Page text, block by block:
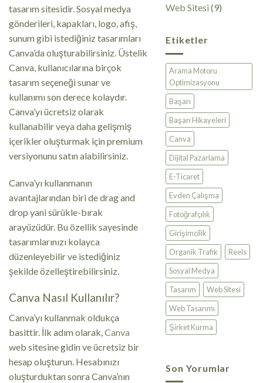
tasarım sitesidir. Sosyal medya
gönderileri, kapakları, logo, afiş,
sunum gibi istediğiniz tasarımları
Canva’da oluşturabilirsiniz. Üstelik
Canva, kullanıcılarına birçok
tasarım seçeneği sunar ve
kullanımı son derece kolaydır.
Canva’yı ücretsiz olarak
kullanabilir veya daha gelişmiş
içerikler oluşturmak için premium
versiyonunu satın alabilirsiniz.
Canva’yı kullanmanın
avantajlarından biri de drag and
drop yani sürükle-bırak
arayüzüdür. Bu özellik sayesinde
tasarımlarınızı kolayca
düzenleyebilir ve istediğiniz
şekilde özelleştirebilirsiniz.
Canva Nasıl Kullanılır?
Canva’yı kullanmak oldukça
basittir. İlk adım olarak,Canva
web sitesine gidin ve ücretsiz bir
hesap oluşturun. Hesabınızı
oluşturduktan sonra Canva’nın
Web Sitesi (9)
Etiketler
Arama Motoru
Optimizasyonu
Başarı
Başarı Hikayeleri
Canva
Dijital Pazarlama
E-Ticaret
Evden Çalışma
Fotoğrafçılık
Girişimcilik
Organik Trafik
Reels
Sosyal Medya
Tasarım
Web Sitesi
Web Tasarımı
Şirket Kurma
Son Yorumlar